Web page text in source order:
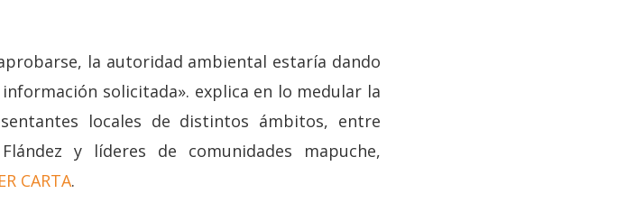
la autoridad ambiental estaría dando
solicitada». explica en lo medular la
locales de distintos ámbitos, entre
y líderes de comunidades mapuche,
CARTA.